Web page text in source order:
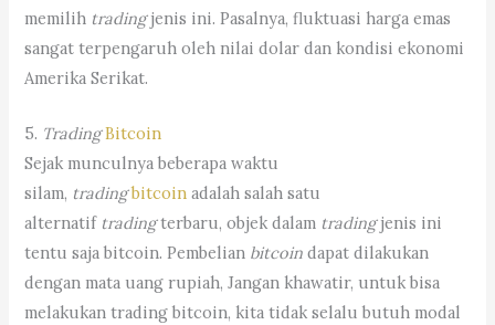
memilih tradingjenis ini. Pasalnya, fluktuasi harga emas
sangat terpengaruh oleh nilai dolar dan kondisi ekonomi
Amerika Serikat.
5. Trading Bitcoin
Sejak munculnya beberapa waktu
silam, trading bitcoin adalah salah satu
alternatif tradingterbaru, objek dalam tradingjenis ini
tentu saja bitcoin. Pembelian bitcoin dapat dilakukan
dengan mata uang rupiah, Jangan khawatir, untuk bisa
melakukan trading bitcoin, kita tidak selalu butuh modal